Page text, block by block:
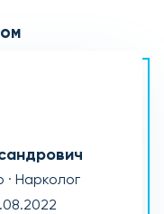
· Нарколог